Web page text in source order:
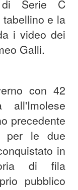
di Serie C
e la
i video dei
Galli.
con 42
precedente
per le due
in
di fila
pubblico